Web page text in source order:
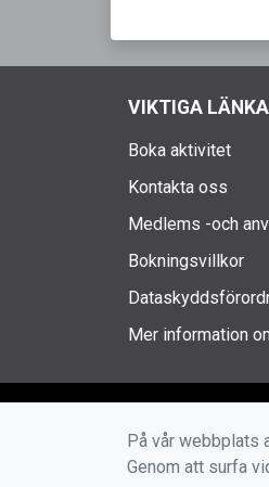
VIKTIGA
Boka aktivitet
Kontakta oss
Medlems -och
Bokningsvillkor
Mer information
På vår webbplats
Genom att surfa